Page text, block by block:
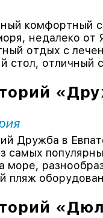
комфортный
недалеко от
отдых с
стол, отличный
Дружба в
самых
море,
пляж